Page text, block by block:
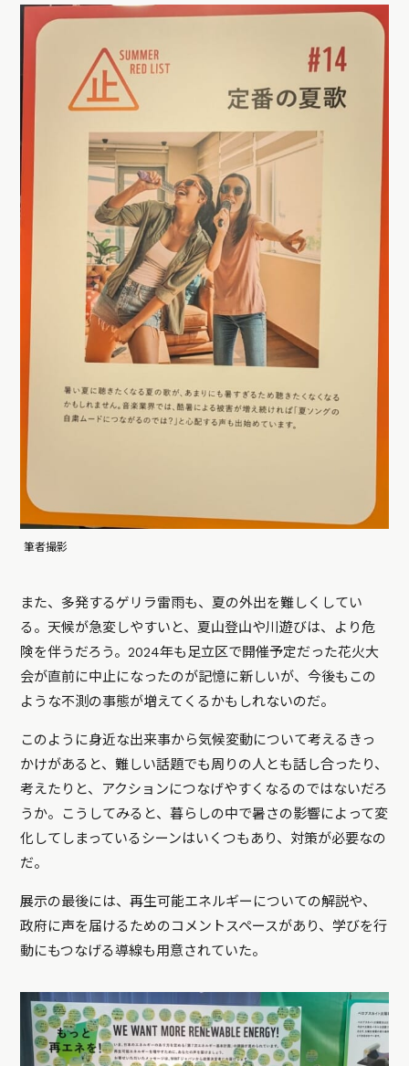
筆者撮影
また、多発するゲリラ雷雨も、夏の外出を難しくしてい
る。天候が急変しやすいと、夏山登山や川遊びは、より危
険を伴うだろう。2024年も足立区で開催予定だった花火大
会が直前に中止になったのが記憶に新しいが、今後もこの
ような不測の事態が増えてくるかもしれないのだ。
このように身近な出来事から気候変動について考えるきっ
かけがあると、難しい話題でも周りの人とも話し合ったり、
考えたりと、アクションにつなげやすくなるのではないだろ
うか。こうしてみると、暮らしの中で暑さの影響によって変
化してしまっているシーンはいくつもあり、対策が必要なの
だ。
展示の最後には、再生可能エネルギーについての解説や、
政府に声を届けるためのコメントスペースがあり、学びを行
動にもつなげる導線も用意されていた。